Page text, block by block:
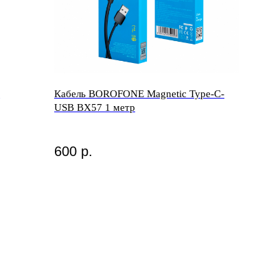
Кабель BOROFONE Magnetic Type-C-
USB BX57 1 метр
600 р.